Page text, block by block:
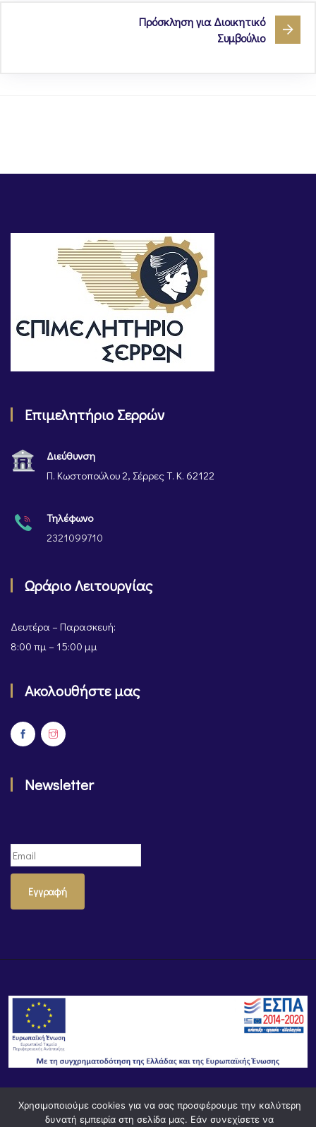
Πρόσκληση για Διοικητικό
Συμβούλιο
Επιμελητήριο Σερρών
Διεύθυνση
Π. Κωστοπούλου 2, Σέρρες Τ. Κ. 62122
Τηλέφωνο
2321099710
Ωράριο Λειτουργίας
Δευτέρα – Παρασκευή:
8:00 πμ – 15:00 μμ
Ακολουθήστε μας
Newsletter
Εγγραφή
© Powered byKnowledge AE
Χρησιμοποιούμε cookies για να σας προσφέρουμε την καλύτερη
δυνατή εμπειρία στη σελίδα μας. Εάν συνεχίσετε να